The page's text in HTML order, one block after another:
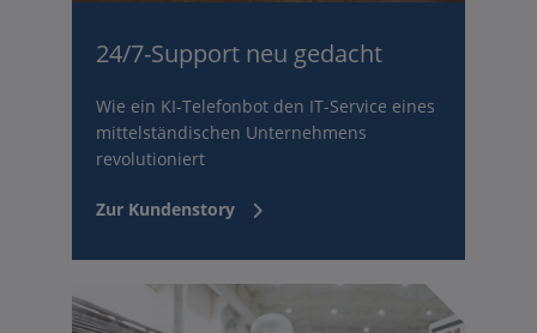
24/7-Support neu gedacht
Wie ein KI-Telefonbot den IT-Service eines
mittelständischen Unternehmens
revolutioniert
Zur Kundenstory